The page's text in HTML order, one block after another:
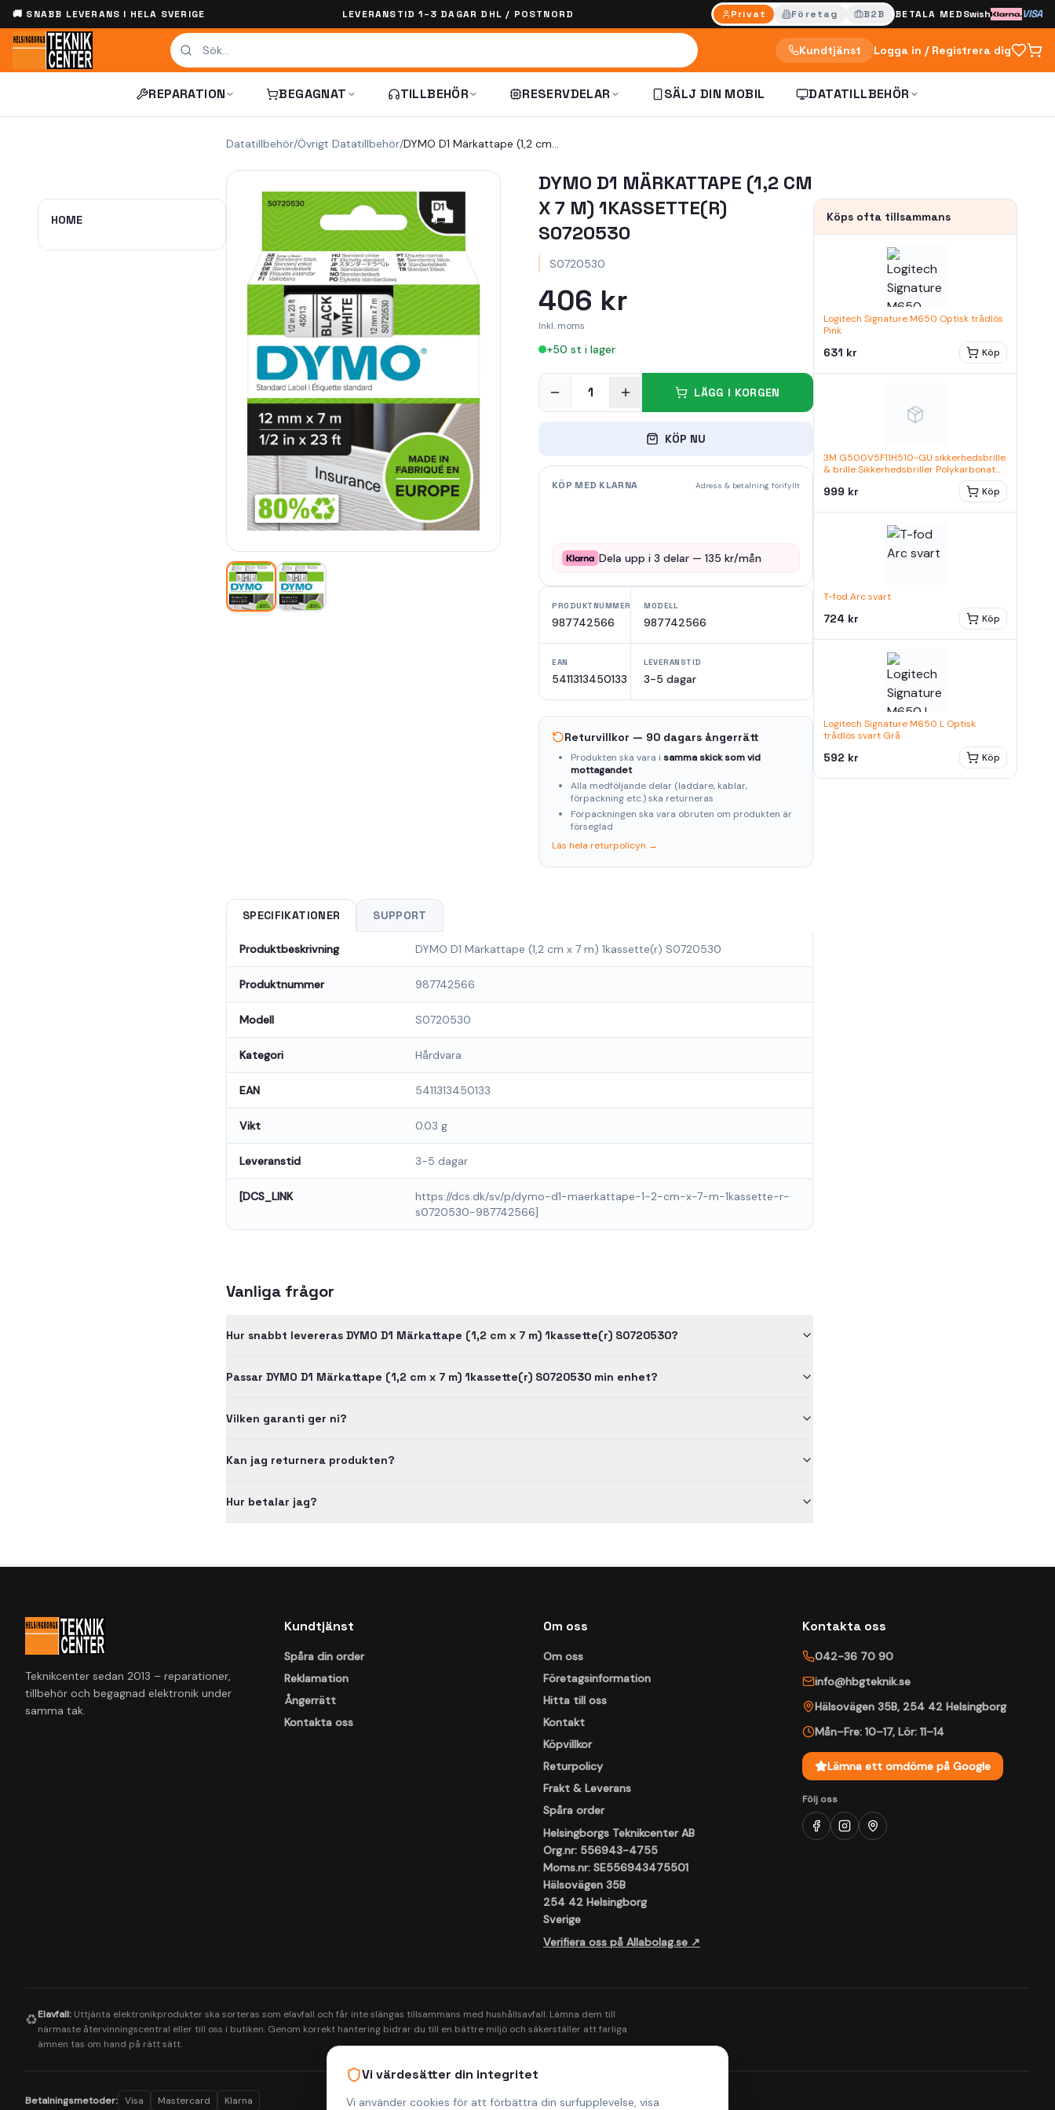
Vi värdesätter din integritet
Vi använder cookies för att förbättra din surfupplevelse, visa
🚚 SNABB LEVERANS I HELA SVERIGE LEVERANSTID 1–3 DAGAR DHL / POSTNORD Privat Företag B2B BETALA MEDSwish VISA
Kundtjänst Logga in / Registrera dig
REPARATION BEGAGNAT TILLBEHÖR RESERVDELAR SÄLJ DIN MOBIL DATATILLBEHÖR
HOME
Datatillbehör/Övrigt Datatillbehör/ DYMO D1 Märkattape (1,2 cm x 7 m) 1kassette(r) S0720530
DYMO D1 MÄRKATTAPE (1,2 CM
X 7 M) 1KASSETTE(R)
S0720530
S0720530
406 kr
Inkl. moms
+50 st i lager
1 LÄGG I KORGEN
KÖP NU
KÖP MED KLARNA Adress & betalning förifyllt
Dela upp i3 delar —135 kr/mån
PRODUKTNUMMER
987742566
MODELL
987742566
EAN
5411313450133
LEVERANSTID
3-5 dagar
Returvillkor — 90 dagars ångerrätt
Produkten ska vara i samma skick som vid
mottagandet
Alla medföljande delar (laddare, kablar,
förpackning etc.) ska returneras
Förpackningen ska vara obruten om produkten är
förseglad
Läs hela returpolicyn →
SPECIFIKATIONER SUPPORT
Produktbeskrivning DYMO D1 Märkattape (1,2 cm x 7 m) 1kassette(r) S0720530
Produktnummer 987742566
Modell S0720530
Kategori Hårdvara
EAN 5411313450133
Vikt 0.03 g
Leveranstid 3-5 dagar
[DCS_LINK
https://dcs.dk/sv/p/dymo-d1-maerkattape-1-2-cm-x-7-m-1kassette-r-
s0720530-987742566]
Vanliga frågor
Hur snabbt levereras DYMO D1 Märkattape (1,2 cm x 7 m) 1kassette(r) S0720530?
Passar DYMO D1 Märkattape (1,2 cm x 7 m) 1kassette(r) S0720530 min enhet?
Vilken garanti ger ni?
Kan jag returnera produkten?
Hur betalar jag?
Köps ofta tillsammans
Logitech Signature M650 Optisk trådlös
Pink
631 kr Köp
3M G500V5F11H510-GU sikkerhedsbrille
& brille Sikkerhedsbriller Polykarbonat
999 kr Köp
T-fod Arc svart
724 kr Köp
Logitech Signature M650 L Optisk
trådlös svart Grå
592 kr Köp
Teknikcenter sedan 2013 – reparationer,
tillbehör och begagnad elektronik under
samma tak.
Kundtjänst
Spåra din order
Reklamation
Ångerrätt
Kontakta oss
Om oss
Om oss
Företagsinformation
Hitta till oss
Kontakt
Köpvillkor
Returpolicy
Frakt & Leverans
Spåra order
Helsingborgs Teknikcenter AB
Org.nr: 556943-4755
Moms.nr: SE556943475501
Hälsovägen 35B
254 42 Helsingborg
Sverige
Verifiera oss på Allabolag.se ↗
Kontakta oss
042-36 70 90
info@hbgteknik.se
Hälsovägen 35B, 254 42 Helsingborg
Mån–Fre: 10–17, Lör: 11–14
Lämna ett omdöme på Google
Följ oss
♻️Elavfall: Uttjänta elektronikprodukter ska sorteras som elavfall och får inte slängas tillsammans med hushållsavfall. Lämna dem till
närmaste återvinningscentral eller till oss i butiken. Genom korrekt hantering bidrar du till en bättre miljö och säkerställer att farliga
ämnen tas om hand på rätt sätt.
Betalningsmetoder: Visa Mastercard Klarna